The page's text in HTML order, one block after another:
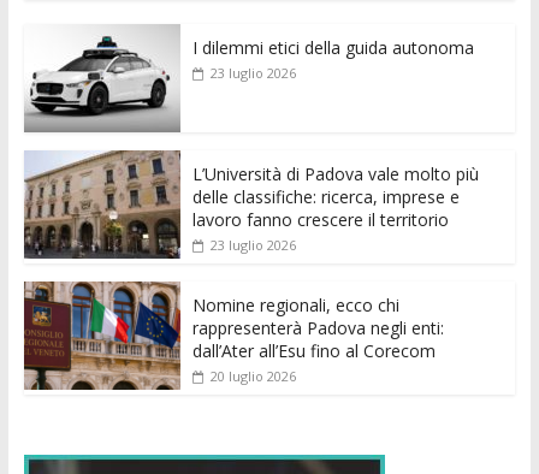
e
b
o
o
k
itt
er
ai
l s
p
ss
e
er
di e di
I dilemmi etici della guida autonoma
23 luglio 2026
L’Università di Padova vale molto più
delle classifiche: ricerca, imprese e
lavoro fanno crescere il territorio
23 luglio 2026
Nomine regionali, ecco chi
rappresenterà Padova negli enti:
dall’Ater all’Esu fino al Corecom
20 luglio 2026